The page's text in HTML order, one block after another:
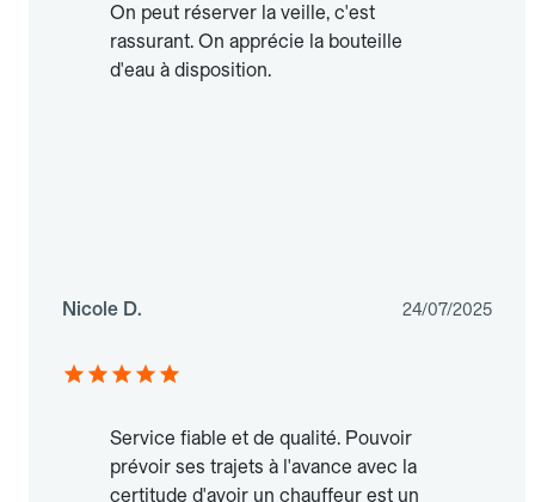
On peut réserver la veille, c'est
rassurant. On apprécie la bouteille
d'eau à disposition.
Nicole D. 24/07/2025
Service fiable et de qualité. Pouvoir
prévoir ses trajets à l'avance avec la
certitude d'avoir un chauffeur est un